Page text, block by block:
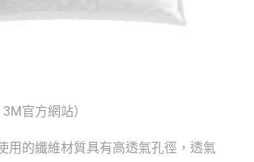
3M官方網站）
用的纖維材質具有高透氣孔徑，透氣